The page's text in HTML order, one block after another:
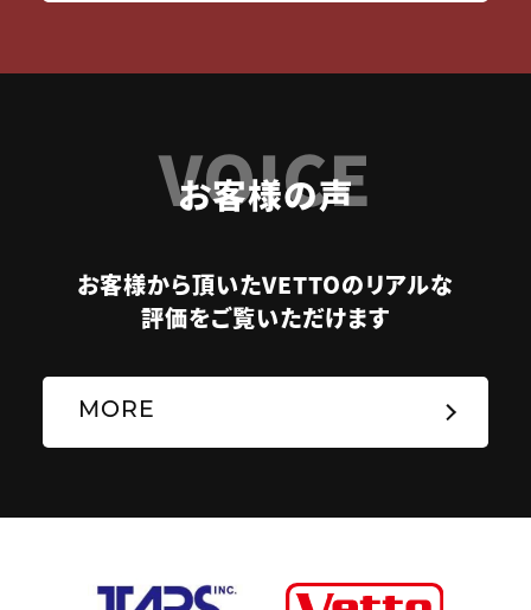
VOICE
お客様の声
お客様から頂いたVETTOのリアルな
評価をご覧いただけます
MORE